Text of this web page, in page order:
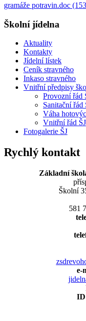
gramáže potravin.doc
Školní jídelna
Aktuality
Kontakty
Jídelní lístek
Ceník stravného
Inkaso stravného
Vnitřní předpisy
Provozní řád
Sanitační řád
Váha
Vnitřní řád ŠJ
Fotogalerie ŠJ
Rychlý kontakt
Základní
Školní
581
e-
ID